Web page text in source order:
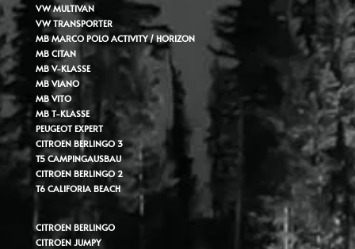
VW MULTIVAN
VW TRANSPORTER
MB MARCO POLO ACTIVITY / HORIZON
MB CITAN
MB V-KLASSE
MB VIANO
MB VITO
MB T-KLASSE
PEUGEOT EXPERT
CITROEN BERLINGO 3
T5 CAMPINGAUSBAU
CITROEN BERLINGO 2
T6 CALIFORIA BEACH
CITROEN BERLINGO
CITROEN JUMPY